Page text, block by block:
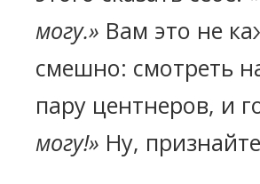
могу.» Вам это не
смешно: смотреть
пару центнеров, и
могу!» Ну,